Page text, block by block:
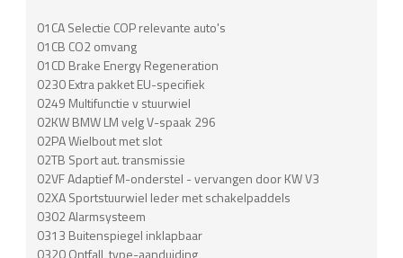
01CA Selectie COP relevante auto's
01CB CO2 omvang
01CD Brake Energy Regeneration
0230 Extra pakket EU-specifiek
0249 Multifunctie v stuurwiel
02KW BMW LM velg V-spaak 296
02PA Wielbout met slot
02TB Sport aut. transmissie
02VF Adaptief M-onderstel - vervangen door KW V3
02XA Sportstuurwiel leder met schakelpaddels
0302 Alarmsysteem
0313 Buitenspiegel inklapbaar
0320 Ontfall, type-aanduiding